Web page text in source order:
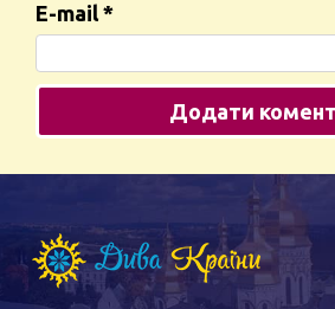
E-mail *